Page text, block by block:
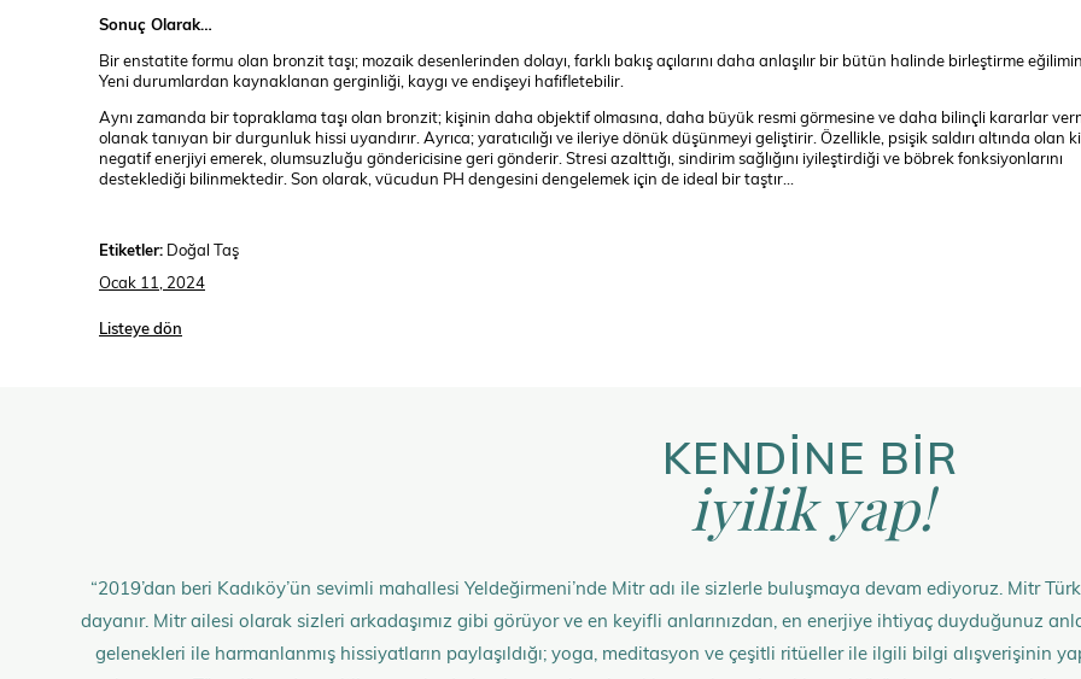
Sonuç Olarak…
Bir enstatite formu olan bronzit taşı; mozaik desenlerinden dolayı, farklı bakış açılarını daha anlaşılır bir bütün halinde birleştirme
Yeni durumlardan kaynaklanan gerginliği, kaygı ve endişeyi hafifletebilir.
Aynı zamanda bir topraklama taşı olan bronzit; kişinin daha objektif olmasına, daha büyük resmi görmesine ve daha bilinçli kararlar
olanak tanıyan bir durgunluk hissi uyandırır. Ayrıca; yaratıcılığı ve ileriye dönük düşünmeyi geliştirir. Özellikle, psişik saldırı altında olan
negatif enerjiyi emerek, olumsuzluğu göndericisine geri gönderir. Stresi azalttığı, sindirim sağlığını iyileştirdiği ve böbrek fonksiyonlarını
desteklediği bilinmektedir. Son olarak, vücudun PH dengesini dengelemek için de ideal bir taştır…
Etiketler: Doğal Taş
Ocak 11, 2024
Listeye dön
KENDİNE BİR
iyilik yap!
“2019’dan beri Kadıköy’ün sevimli mahallesi Yeldeğirmeni’nde Mitr adı ile sizlerle buluşmaya devam ediyoruz. Mitr
dayanır. Mitr ailesi olarak sizleri arkadaşımız gibi görüyor ve en keyifli anlarınızdan, en enerjiye ihtiyaç duyduğunuz
gelenekleri ile harmanlanmış hissiyatların paylaşıldığı; yoga, meditasyon ve çeşitli ritüeller ile ilgili bilgi alışverişinin